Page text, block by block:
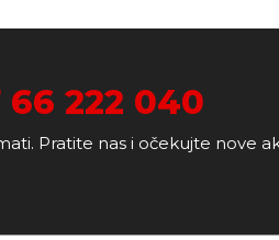
66 222 040
Pratite nas i očekujte nove